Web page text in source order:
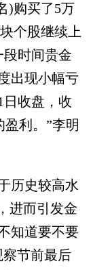
购买了5万
个股继续上
时间贵金
出现小幅亏
日收盘，收
盈利。”李明
历史较高水
进而引发金
知道要不要
节前最后